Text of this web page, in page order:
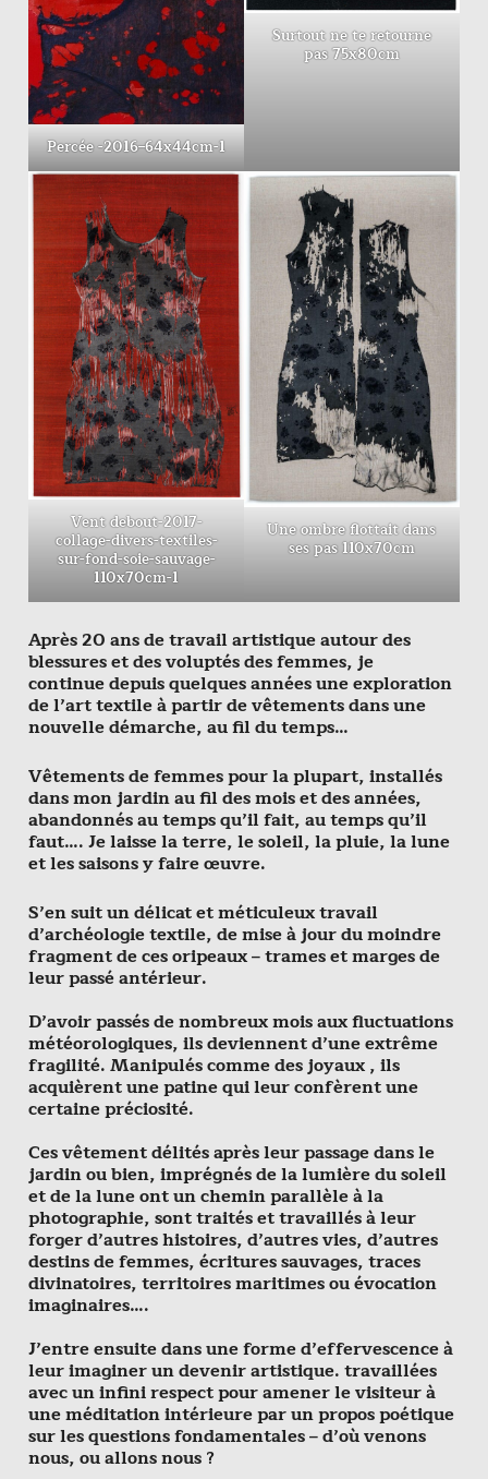
Percée -2016–64x44cm-1
Surtout ne te retourne
pas 75x80cm
Vent debout-2017-
collage-divers-textiles-
sur-fond-soie-sauvage-
110x70cm-1
Une ombre flottait dans
ses pas 110x70cm
Après 20 ans de travail artistique autour des
blessures et des voluptés des femmes, je
continue depuis quelques années une exploration
de l’art textile à partir de vêtements dans une
nouvelle démarche, au fil du temps…
Vêtements de femmes pour la plupart, installés
dans mon jardin au fil des mois et des années,
abandonnés au temps qu’il fait, au temps qu’il
faut…. Je laisse la terre, le soleil, la pluie, la lune
et les saisons y faire œuvre.
S’en suit un délicat et méticuleux travail
d’archéologie textile, de mise à jour du moindre
fragment de ces oripeaux – trames et marges de
leur passé antérieur.
D’avoir passés de nombreux mois aux fluctuations
météorologiques, ils deviennent d’une extrême
fragilité. Manipulés comme des joyaux , ils
acquièrent une patine qui leur confèrent une
certaine préciosité.
Ces vêtement délités après leur passage dans le
jardin ou bien, imprégnés de la lumière du soleil
et de la lune ont un chemin parallèle à la
photographie, sont traités et travaillés à leur
forger d’autres histoires, d’autres vies, d’autres
destins de femmes, écritures sauvages, traces
divinatoires, territoires maritimes ou évocation
imaginaires….
J’entre ensuite dans une forme d’effervescence à
leur imaginer un devenir artistique. travaillées
avec un infini respect pour amener le visiteur à
une méditation intérieure par un propos poétique
sur les questions fondamentales – d’où venons
nous, ou allons nous ?